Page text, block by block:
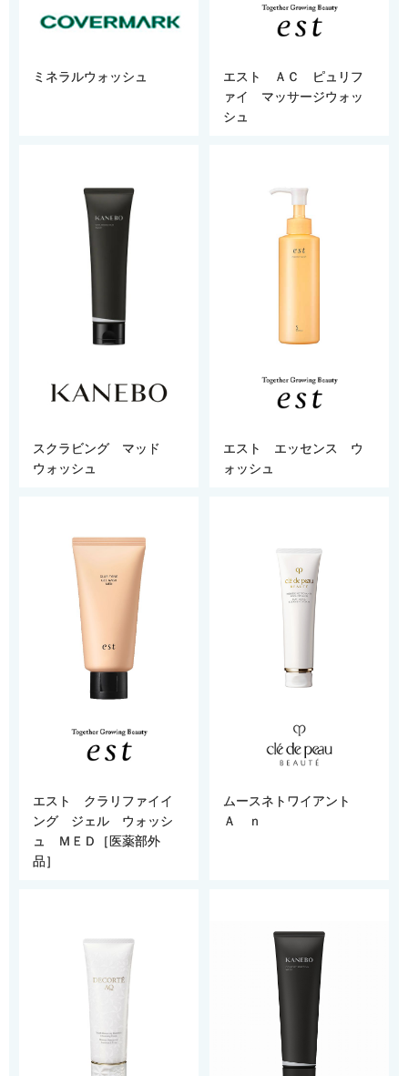
ミネラルウォッシュ
エスト ＡＣ ピュリフ
ァイ マッサージウォッ
シュ
スクラビング マッド
ウォッシュ
エスト エッセンス ウ
ォッシュ
エスト クラリファイイ
ング ジェル ウォッシ
ュ ＭＥＤ［医薬部外
品］
ムースネトワイアント
Ａ ｎ